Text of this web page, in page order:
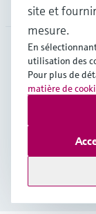
FRA•
Copyright ©
Mentions légales
Protection des
site et
mesure.
En
utilisation des
Pour plus de
matière de